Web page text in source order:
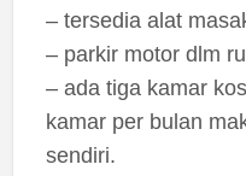
– tersedia alat
– parkir motor dlm
– ada tiga kamar
kamar per bulan
sendiri.